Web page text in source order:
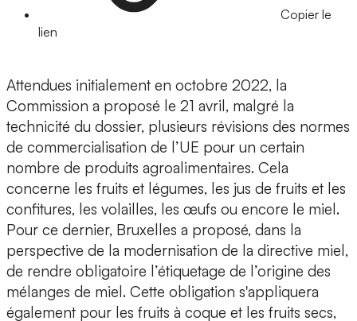
Copier le
lien
Attendues initialement en octobre 2022, la
Commission a proposé le 21 avril, malgré la
technicité du dossier, plusieurs révisions des normes
de commercialisation de l’UE pour un certain
nombre de produits agroalimentaires. Cela
concerne les fruits et légumes, les jus de fruits et les
confitures, les volailles, les œufs ou encore le miel.
Pour ce dernier, Bruxelles a proposé, dans la
perspective de la modernisation de la directive miel,
de rendre obligatoire l’étiquetage de l’origine des
mélanges de miel. Cette obligation s'appliquera
également pour les fruits à coque et les fruits secs,